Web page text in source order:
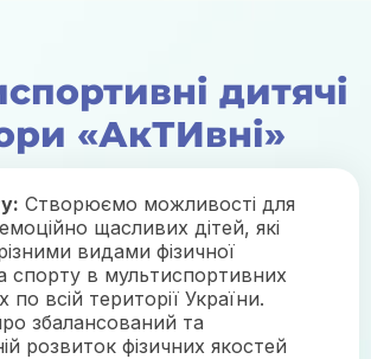
дитячі
«АкТИвні»
Створюємо можливості для
щасливих дітей, які
видами фізичної
спорту в мультиспортивних
по всій території України.
збалансований та
розвиток фізичних якостей